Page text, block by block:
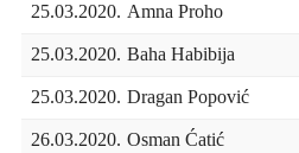
25.03.2020. Amna Proho
25.03.2020. Baha Habibija
25.03.2020. Dragan Popović
26.03.2020. Osman Ćatić